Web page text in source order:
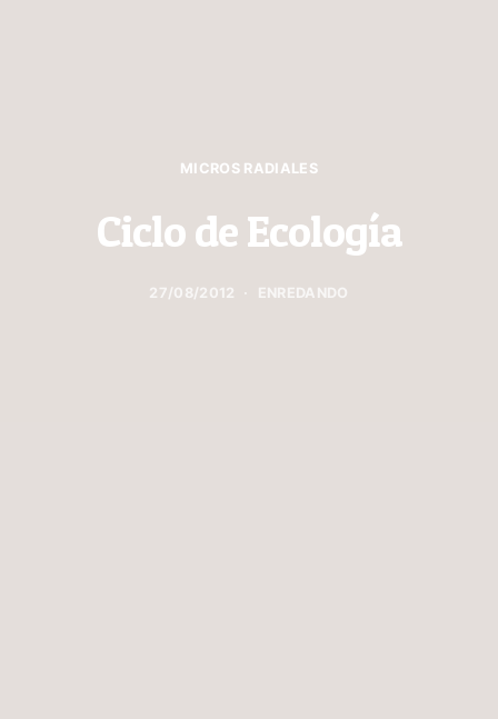
MICROS RADIALES
Ciclo de Ecología
27/08/2012 ENREDANDO